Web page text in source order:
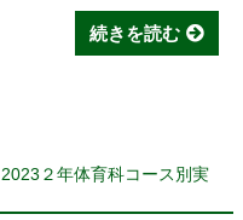
続きを読む
2023２年体育科コース別実